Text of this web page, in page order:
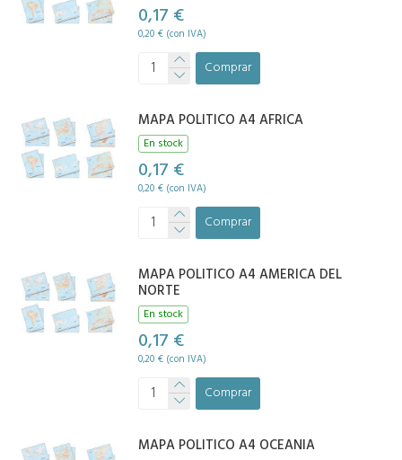
0,17 €
0,20 € (con IVA)
Comprar
MAPA POLITICO A4 AFRICA
En stock
0,17 €
0,20 € (con IVA)
Comprar
MAPA POLITICO A4 AMERICA DEL
NORTE
En stock
0,17 €
0,20 € (con IVA)
Comprar
MAPA POLITICO A4 OCEANIA